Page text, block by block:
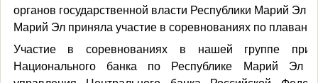
органов государственной власти Республики Марий Эл
Марий Эл приняла участие в соревнованиях по
Участие в соревнованиях в нашей группе
Национального банка по Республике Марий Эл